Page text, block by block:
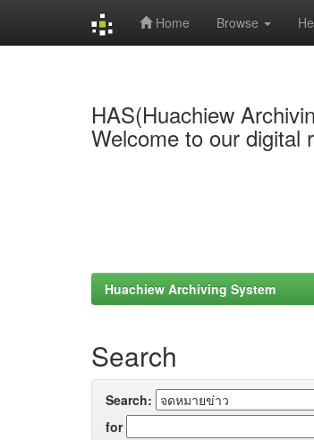
Home Browse
HAS(Huachiew
Welcome to our digital
Huachiew Archiving System
Search
Search:
for